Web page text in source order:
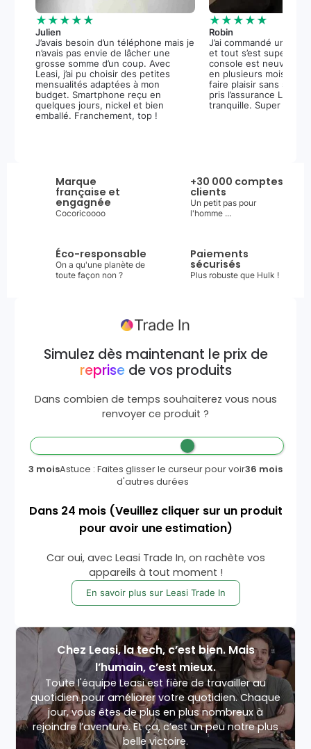
★★★★★
Julien
J’avais besoin d’un téléphone mais je
n’avais pas envie de lâcher une
grosse somme d’un coup. Avec
Leasi, j’ai pu choisir des petites
mensualités adaptées à mon
budget. Smartphone reçu en
quelques jours, nickel et bien
emballé. Franchement, top !
★★★★★
Robin
J’ai commandé une
et tout s’est super
console est neuve, et
en plusieurs mois m’a
faire plaisir sans stress.
pris l’assurance
tranquille. Super
Marque
française et
engagnée
Cocoricoooo
+30 000 comptes
clients
Un petit pas pour
l'homme ...
Éco-responsable
On a qu'une planète de
toute façon non ?
Paiements
sécurisés
Plus robuste que Hulk !
Simulez dès maintenant le prix de
reprisede vos produits
Dans combien de temps souhaiterez vous nous
renvoyer ce produit ?
3 moisAstuce : Faites glisser le curseur pour voir
d'autres durées
36 mois
Dans 24 mois (Veuillez cliquer sur un produit
pour avoir une estimation)
Car oui, avec Leasi Trade In, on rachète vos
appareils à tout moment !
En savoir plus sur Leasi Trade In
Chez Leasi, la tech, c’est bien. Mais
l’humain, c’est mieux.
Toute l'équipe Leasi est fière de travailler au
quotidien pour améliorer votre quotidien. Chaque
jour, vous êtes de plus en plus nombreux à
rejoindre l’aventure. Et ça, c’est un peu notre plus
belle victoire.